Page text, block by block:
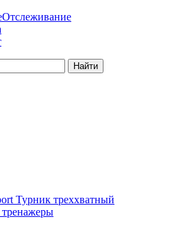
Отслеживание
Найти
Турник треххватный